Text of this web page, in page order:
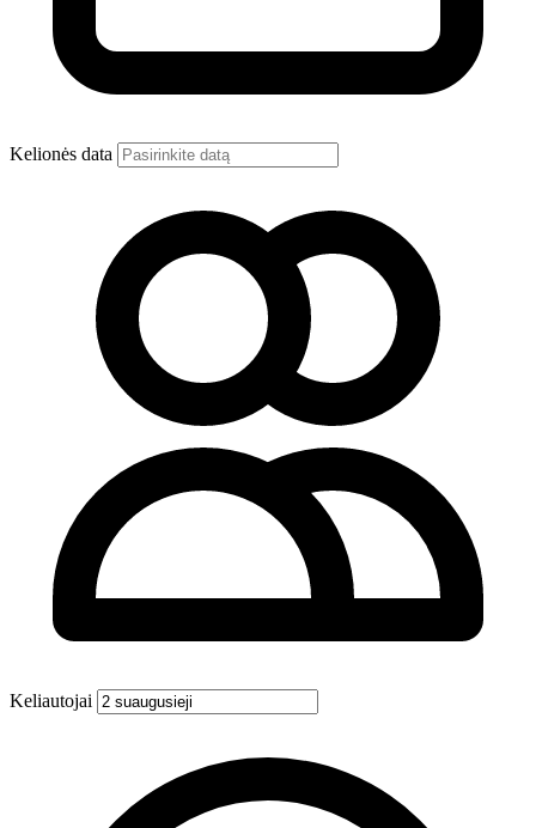
Kelionės data
Keliautojai